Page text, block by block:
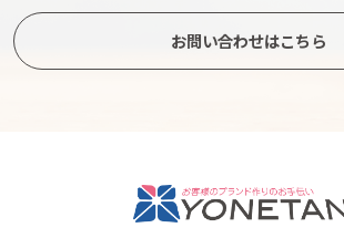
お問い合わせはこちら